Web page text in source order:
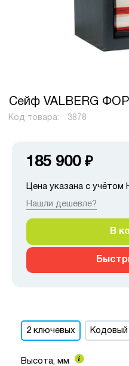
Сейф VALBERG
Код товара: 3878
185 900 ₽
Цена указана с
Нашли дешевле?
В
2 ключевых Кодовый
Высота, мм